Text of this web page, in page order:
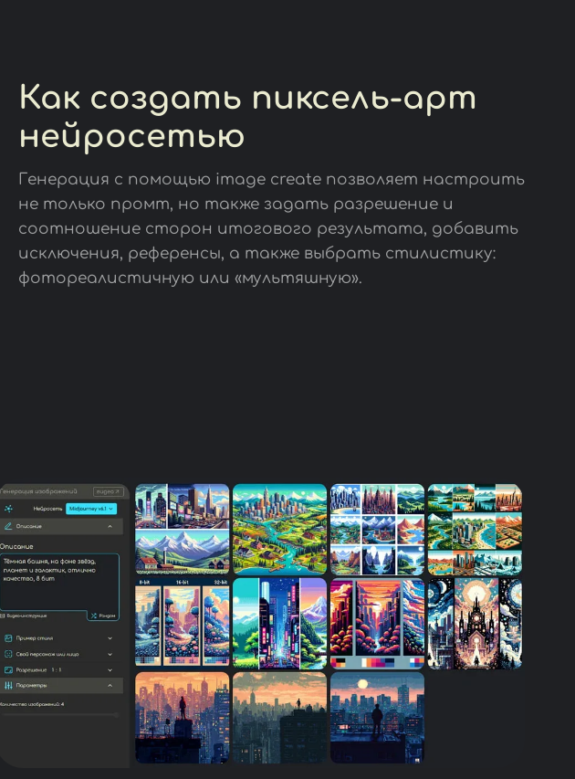
Как создать пиксель-арт
нейросетью
Генерация с помощью image create позволяет настроить
не только промт, но также задать разрешение и
соотношение сторон итогового результата, добавить
исключения, референсы, а также выбрать стилистику:
фотореалистичную или «мультяшную».